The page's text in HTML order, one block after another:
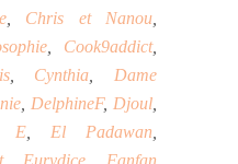
, Chris et Nanou
, Cook9addict,
, Cynthia
Dame
, DelphineF, Djoul
E El Padawan
, Eurydice
Fanfan